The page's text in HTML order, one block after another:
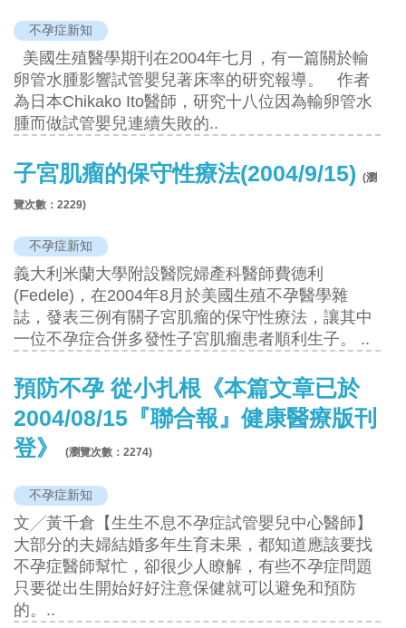
不孕症新知
美國生殖醫學期刊在2004年七月，有一篇關於輸
卵管水腫影響試管嬰兒著床率的研究報導。 作者
為日本Chikako Ito醫師，研究十八位因為輸卵管水
腫而做試管嬰兒連續失敗的..
子宮肌瘤的保守性療法(2004/9/15) (瀏
覽次數：2229)
不孕症新知
義大利米蘭大學附設醫院婦產科醫師費德利
(Fedele)，在2004年8月於美國生殖不孕醫學雜
誌，發表三例有關子宮肌瘤的保守性療法，讓其中
一位不孕症合併多發性子宮肌瘤患者順利生子。 ..
預防不孕 從小扎根《本篇文章已於
2004/08/15『聯合報』健康醫療版刊
登》
(瀏覽次數：2274)
不孕症新知
文╱黃千倉【生生不息不孕症試管嬰兒中心醫師】
大部分的夫婦結婚多年生育未果，都知道應該要找
不孕症醫師幫忙，卻很少人瞭解，有些不孕症問題
只要從出生開始好好注意保健就可以避免和預防
的。..